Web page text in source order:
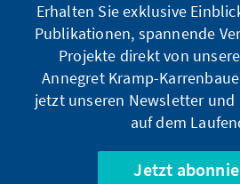
Erhalten Sie exklusive
Publikationen, spannende
Projekte direkt von
Annegret Kramp-
jetzt unseren Newsletter
auf dem
Jetzt